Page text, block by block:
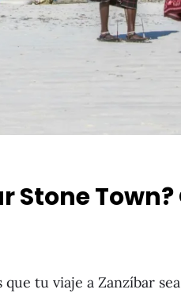
Stone
tu viaje a Zanzíbar